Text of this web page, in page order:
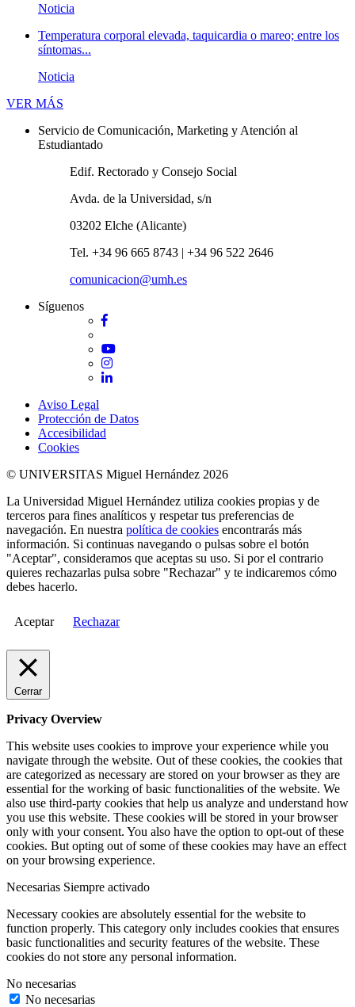
Noticia
Temperatura corporal elevada, taquicardia o mareo; entre los
síntomas...
Noticia
VER MÁS
Servicio de Comunicación, Marketing y Atención al
Estudiantado
Edif. Rectorado y Consejo Social
Avda. de la Universidad, s/n
03202 Elche (Alicante)
Tel. +34 96 665 8743 | +34 96 522 2646
comunicacion@umh.es
Síguenos
Facebook
YouTube
Instagram
LinkedIn
Aviso Legal
Protección de Datos
Accesibilidad
Cookies
© UNIVERSITAS Miguel Hernández 2026
La Universidad Miguel Hernández utiliza cookies propias y de
terceros para fines analíticos y respetar tus preferencias de
navegación. En nuestra política de cookies encontrarás más
información. Si continuas navegando o pulsas sobre el botón
"Aceptar", consideramos que aceptas su uso. Si por el contrario
quieres rechazarlas pulsa sobre "Rechazar" y te indicaremos cómo
debes hacerlo.
Aceptar Rechazar
Cerrar
Privacy Overview
This website uses cookies to improve your experience while you
navigate through the website. Out of these cookies, the cookies that
are categorized as necessary are stored on your browser as they are
essential for the working of basic functionalities of the website. We
also use third-party cookies that help us analyze and understand how
you use this website. These cookies will be stored in your browser
only with your consent. You also have the option to opt-out of these
cookies. But opting out of some of these cookies may have an effect
on your browsing experience.
Necesarias Siempre activado
Necessary cookies are absolutely essential for the website to
function properly. This category only includes cookies that ensures
basic functionalities and security features of the website. These
cookies do not store any personal information.
No necesarias
No necesarias